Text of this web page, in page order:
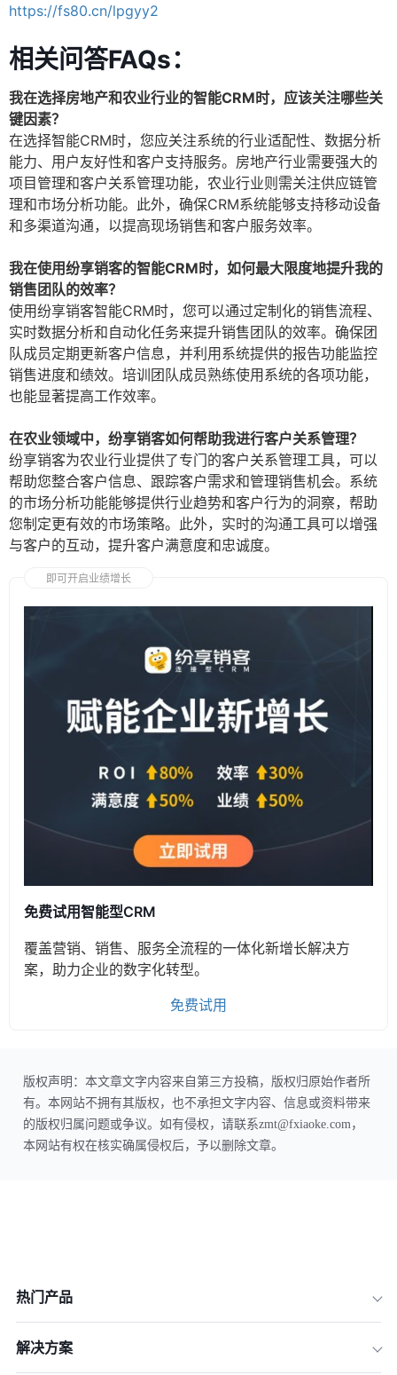
https://fs80.cn/lpgyy2
相关问答FAQs：
我在选择房地产和农业行业的智能CRM时，应该关注哪些关
键因素？
在选择智能CRM时，您应关注系统的行业适配性、数据分析
能力、用户友好性和客户支持服务。房地产行业需要强大的
项目管理和客户关系管理功能，农业行业则需关注供应链管
理和市场分析功能。此外，确保CRM系统能够支持移动设备
和多渠道沟通，以提高现场销售和客户服务效率。
我在使用纷享销客的智能CRM时，如何最大限度地提升我的
销售团队的效率？
使用纷享销客智能CRM时，您可以通过定制化的销售流程、
实时数据分析和自动化任务来提升销售团队的效率。确保团
队成员定期更新客户信息，并利用系统提供的报告功能监控
销售进度和绩效。培训团队成员熟练使用系统的各项功能，
也能显著提高工作效率。
在农业领域中，纷享销客如何帮助我进行客户关系管理？
纷享销客为农业行业提供了专门的客户关系管理工具，可以
帮助您整合客户信息、跟踪客户需求和管理销售机会。系统
的市场分析功能能够提供行业趋势和客户行为的洞察，帮助
您制定更有效的市场策略。此外，实时的沟通工具可以增强
与客户的互动，提升客户满意度和忠诚度。
即可开启业绩增长
免费试用智能型CRM
覆盖营销、销售、服务全流程的一体化新增长解决方
案，助力企业的数字化转型。
免费试用
版权声明：本文章文字内容来自第三方投稿，版权归原始作者所
有。本网站不拥有其版权，也不承担文字内容、信息或资料带来
的版权归属问题或争议。如有侵权，请联系zmt@fxiaoke.com，
本网站有权在核实确属侵权后，予以删除文章。
热门产品
解决方案